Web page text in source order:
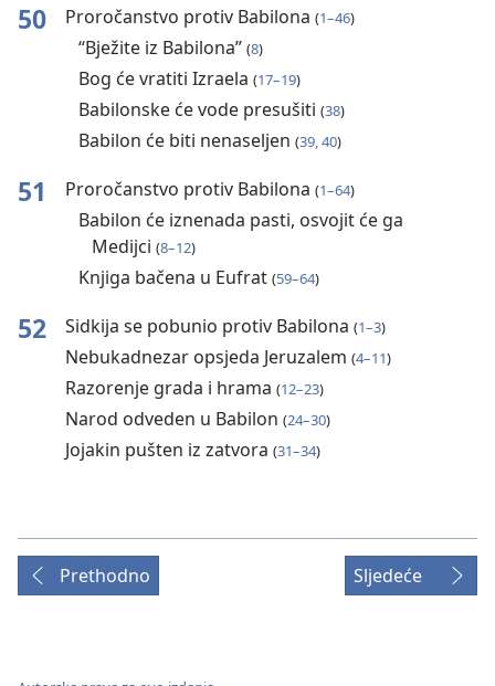
50 Proročanstvo protiv Babilona (1⁠–⁠46)
“Bježite iz Babilona” (8)
Bog će vratiti Izraela (17⁠–⁠19)
Babilonske će vode presušiti (38)
Babilon će biti nenaseljen (39, 40)
51 Proročanstvo protiv Babilona (1⁠–⁠64)
Babilon će iznenada pasti, osvojit će ga
Medijci (8⁠–⁠12)
Knjiga bačena u Eufrat (59⁠–⁠64)
52 Sidkija se pobunio protiv Babilona (1⁠–⁠3)
Nebukadnezar opsjeda Jeruzalem (4⁠–⁠11)
Razorenje grada i hrama (12⁠–⁠23)
Narod odveden u Babilon (24⁠–⁠30)
Jojakin pušten iz zatvora (31⁠–⁠34)
Prethodno Sljedeće